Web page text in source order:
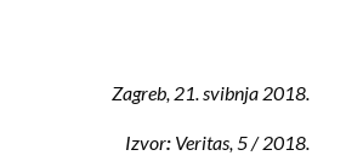
Zagreb, 21. svibnja 2018.
Izvor: Veritas, 5 / 2018.